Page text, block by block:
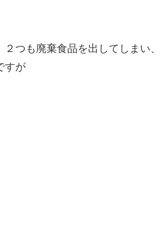
つも廃棄食品を出してしまい、
すが